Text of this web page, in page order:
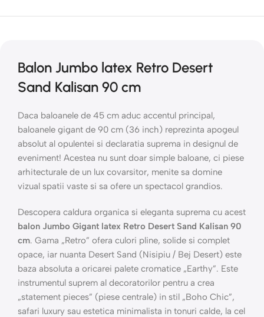
Balon Jumbo latex Retro Desert
Sand Kalisan 90 cm
Daca baloanele de 45 cm aduc accentul principal,
baloanele gigant de 90 cm (36 inch) reprezinta apogeul
absolut al opulentei si declaratia suprema in designul de
eveniment! Acestea nu sunt doar simple baloane, ci piese
arhitecturale de un lux covarsitor, menite sa domine
vizual spatii vaste si sa ofere un spectacol grandios.
Descopera caldura organica si eleganta suprema cu acest
balon Jumbo Gigant latex Retro Desert Sand Kalisan 90
cm. Gama „Retro” ofera culori pline, solide si complet
opace, iar nuanta Desert Sand (Nisipiu / Bej Desert) este
baza absoluta a oricarei palete cromatice „Earthy”. Este
instrumentul suprem al decoratorilor pentru a crea
„statement pieces” (piese centrale) in stil „Boho Chic”,
safari luxury sau estetica minimalista in tonuri calde, la cel